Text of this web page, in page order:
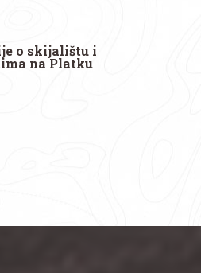
o skijalištu i
na Platku